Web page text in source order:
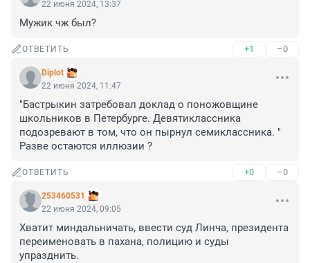
22 июня 2024, 13:37
Мужик чж был?
ОТВЕТИТЬ +1 –0
Diplot
22 июня 2024, 11:47
"Бастрыкин затребовал доклад о поножовщине
школьников в Петербурге. Девятиклассника
подозревают в том, что он пырнул семиклассника. "
Разве остаются иллюзии ?
ОТВЕТИТЬ +0 –0
253460531
22 июня 2024, 09:05
Хватит миндальничать, ввести суд Линча, президента
переименовать в пахана, полицию и суды
упразднить.